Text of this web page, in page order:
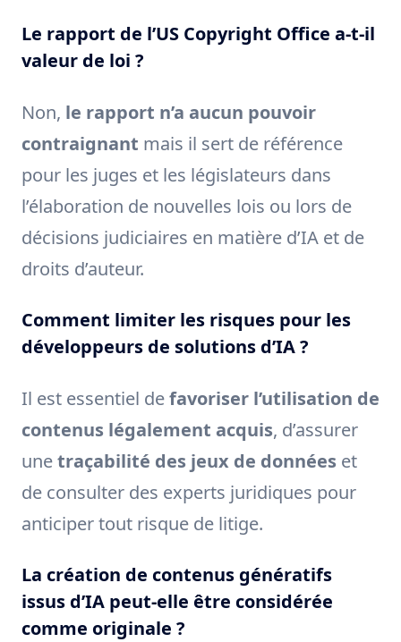
Le rapport de l’US Copyright Office a-t-il
valeur de loi ?
Non, le rapport n’a aucun pouvoir
contraignant mais il sert de référence
pour les juges et les législateurs dans
l’élaboration de nouvelles lois ou lors de
décisions judiciaires en matière d’IA et de
droits d’auteur.
Comment limiter les risques pour les
développeurs de solutions d’IA ?
Il est essentiel defavoriser l’utilisation de
contenus légalement acquis, d’assurer
unetraçabilité des jeux de données et
de consulter des experts juridiques pour
anticiper tout risque de litige.
La création de contenus génératifs
issus d’IA peut-elle être considérée
comme originale ?